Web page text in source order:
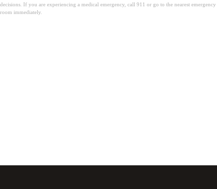
decisions. If you are experiencing a medical emergency, call 911 or go to the nearest emergency
room immediately.